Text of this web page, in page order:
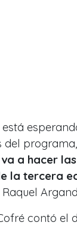
está
del
va a hacer
la tercera
contó el